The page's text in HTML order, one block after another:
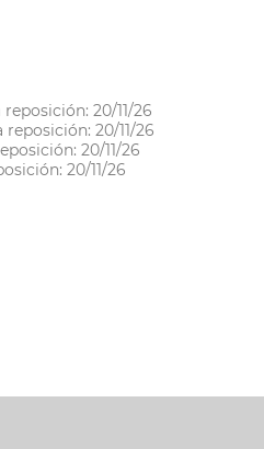
20/11/26
20/11/26
20/11/26
20/11/26